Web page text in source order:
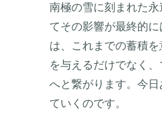
南極の雪に刻まれた
てその影響が最終的
は、これまでの蓄積
を与えるだけでなく
へと繋がります。今
ていくのです。